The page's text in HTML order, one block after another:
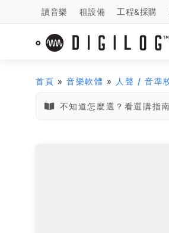
讀音樂 租設備 工程&採購
首頁 »音樂軟體 » 人聲 / 音準
不知道怎麼選？看選購指南